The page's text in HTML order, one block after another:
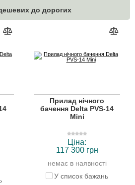
до дорогих
Прилад нічного
бачення Delta PVS-14
Mini
Ціна:
117 300 грн
немає в наявності
У список бажань